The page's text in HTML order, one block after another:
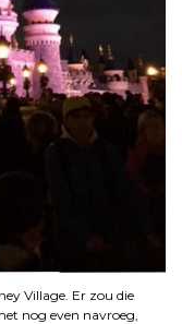
Village. Er zou die
nog even navroeg,